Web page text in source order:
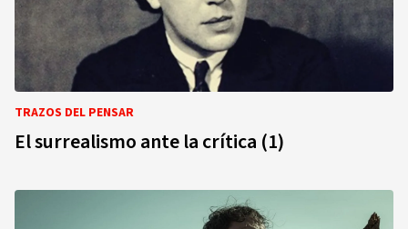
TRAZOS DEL PENSAR
El surrealismo ante la crítica (1)